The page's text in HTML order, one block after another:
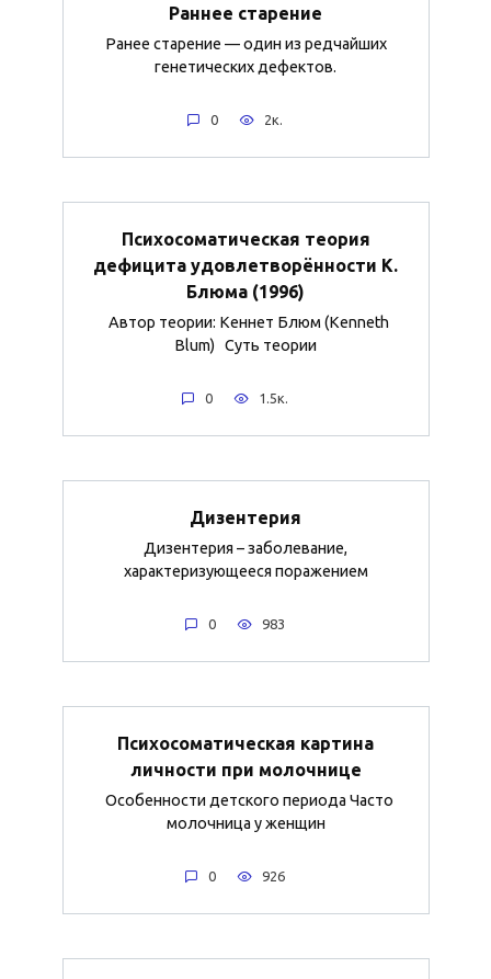
Раннее старение
Ранее старение — один из редчайших
генетических дефектов.
0 2к.
Психосоматическая теория
дефицита удовлетворённости К.
Блюма (1996)
Автор теории: Кеннет Блюм (Kenneth
Blum) Суть теории
0 1.5к.
Дизентерия
Дизентерия – заболевание,
характеризующееся поражением
0 983
Психосоматическая картина
личности при молочнице
Особенности детского периода Часто
молочница у женщин
0 926